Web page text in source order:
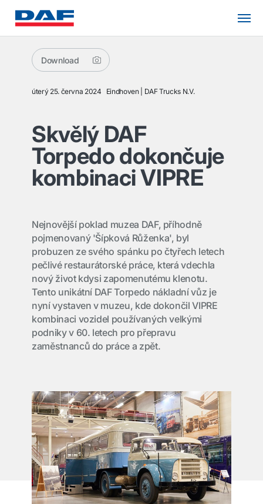
Download
úterý 25. června 2024 Eindhoven DAF Trucks N.V.
Skvělý DAF
Torpedo dokončuje
kombinaci VIPRE
Nejnovější poklad muzea DAF, příhodně
pojmenovaný 'Šípková Růženka', byl
probuzen ze svého spánku po čtyřech letech
pečlivé restaurátorské práce, která vdechla
nový život kdysi zapomenutému klenotu.
Tento unikátní DAF Torpedo nákladní vůz je
nyní vystaven v muzeu, kde dokončil VIPRE
kombinaci vozidel používaných velkými
podniky v 60. letech pro přepravu
zaměstnanců do práce a zpět.